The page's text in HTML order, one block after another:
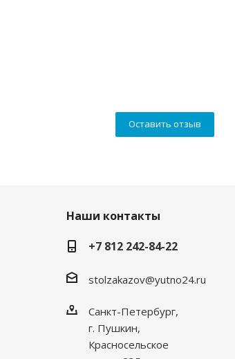
Оставить отзыв
Наши контакты
+7 812 242-84-22
stolzakazov@yutno24.ru
Санкт-Петербург,
г. Пушкин,
Красносельское